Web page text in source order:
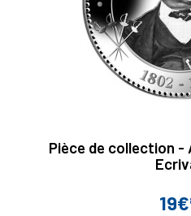
Pièce de collection -
Prix
19€